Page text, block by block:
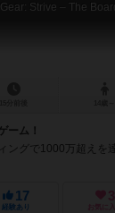
Strive – The
ーム！
ングで1000万超えを
17
経験あり
3
お気に入